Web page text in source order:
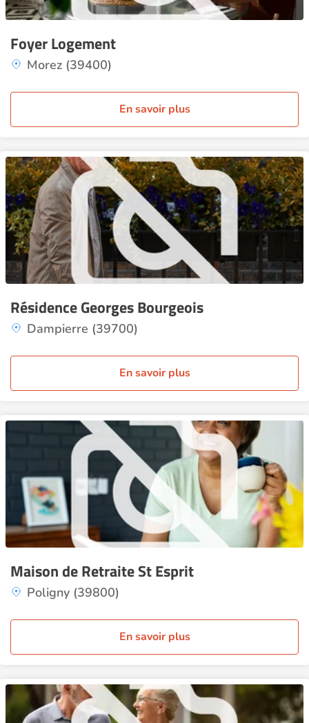
Foyer Logement
Morez (39400)
En savoir plus
Résidence Georges Bourgeois
Dampierre (39700)
En savoir plus
Maison de Retraite St Esprit
Poligny (39800)
En savoir plus